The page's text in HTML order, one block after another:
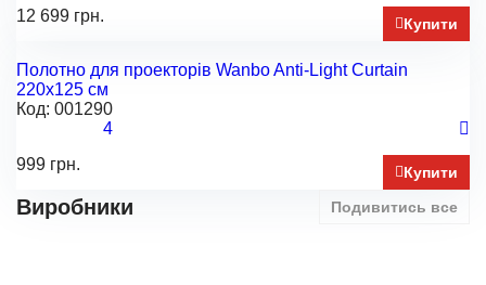
12 699 грн.
Купити
Полотно для проекторів Wanbo Anti-Light Curtain
220х125 см
Код: 001290
4
999 грн.
Купити
Виробники Подивитись все